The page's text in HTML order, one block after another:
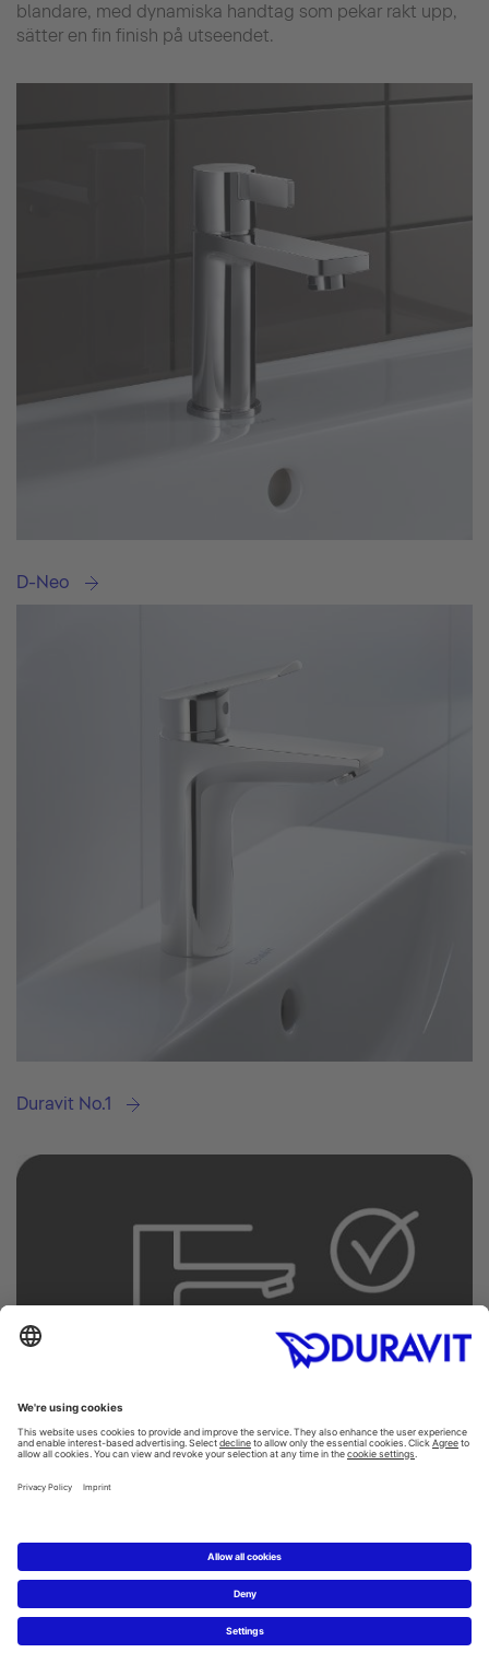
blandare, med dynamiska handtag som pekar rakt upp,
sätter en fin finish på utseendet.
D-Neo
Duravit No.1
Tvättställ och armaturer – Best